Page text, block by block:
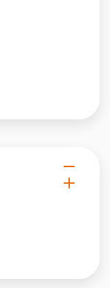
w procesie
ciasteczek.